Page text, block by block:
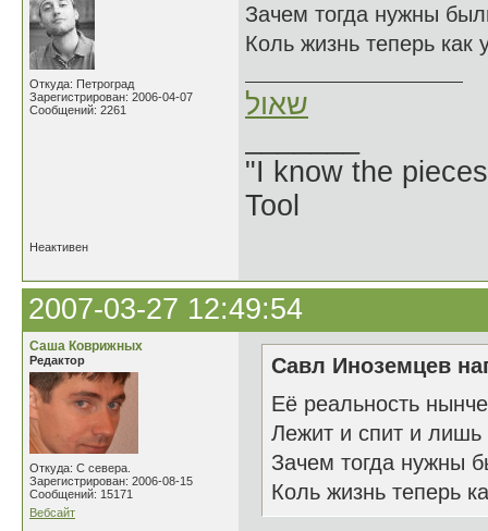
Откуда: Петроград
Зарегистрирован: 2006-04-07
Сообщений: 2261
Зачем тогда нужны
Коль жизнь теперь
שאול
"I know the
Tool
Неактивен
2007-03-27 12:49:54
Саша Коврижных
Редактор
Откуда: С севера.
Зарегистрирован: 2006-08-15
Сообщений: 15171
Вебсайт
Савл Иноземцев
Её реальность
Лежит и спит и лишь
Зачем тогда нужны
Коль жизнь теперь